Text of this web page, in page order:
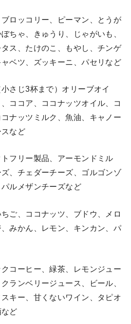
ロッコリー、ピーマン、とうが
ちゃ、きゅうり、じゃがいも、
ス、たけのこ、もやし、チンゲ
ベツ、ズッキーニ、パセリなど
さじ3杯まで）オリーブオイ
ココア、ココナッツオイル、コ
ナッツミルク、魚油、キャノー
など
フリー製品、アーモンドミル
、チェダーチーズ、ゴルゴンゾ
ルメザンチーズなど
ご、ココナッツ、ブドウ、メロ
みかん、レモン、キンカン、パ
コーヒー、緑茶、レモンジュー
ランベリージュース、ビール、
キー、甘くないワイン、タピオ
ど